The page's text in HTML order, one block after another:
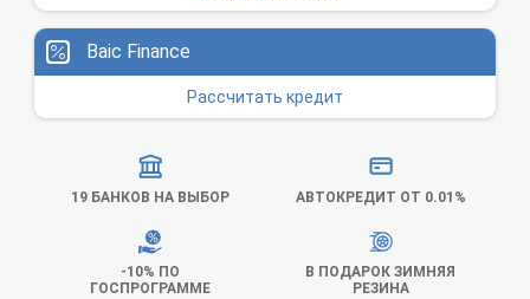
Baic Finance
Рассчитать кредит
19 БАНКОВ НА ВЫБОР АВТОКРЕДИТ ОТ 0.01%
-10% ПО
ГОСПРОГРАММЕ
В ПОДАРОК ЗИМНЯЯ
РЕЗИНА